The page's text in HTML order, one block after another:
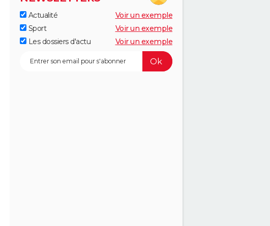
Actualité
Voir un exemple
Sport
Voir un exemple
Les dossiers d'actu
Voir un exemple